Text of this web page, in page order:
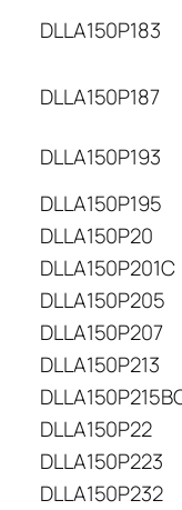
DLLA150P183
DLLA150P187
DLLA150P193
DLLA150P195
DLLA150P20
DLLA150P201C
DLLA150P205
DLLA150P207
DLLA150P213
DLLA150P22
DLLA150P223
DLLA150P232